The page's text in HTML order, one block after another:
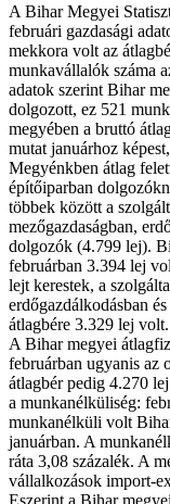
A Bihar Megyei
februári gazdasági
mekkora volt az
munkavállalók száma
adatok szerint Bihar
dolgozott, ez 521
megyében a bruttó
mutat januárhoz
Megyénkben átlag
építőiparban
többek között a
mezőgazdaságban,
dolgozók (4.799 lej).
februárban 3.394 lej
lejt kerestek, a
erdőgazdálkodásban
átlagbére 3.329 lej volt.
A Bihar megyei
februárban ugyanis az
átlagbér pedig 4.270
a munkanélküliség:
munkanélküli volt
januárban. A
ráta 3,08 százalék. A
vállalkozások import-
Eszerint a Bihar